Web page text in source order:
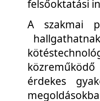
felsőoktatási
A szakmai
érdekes